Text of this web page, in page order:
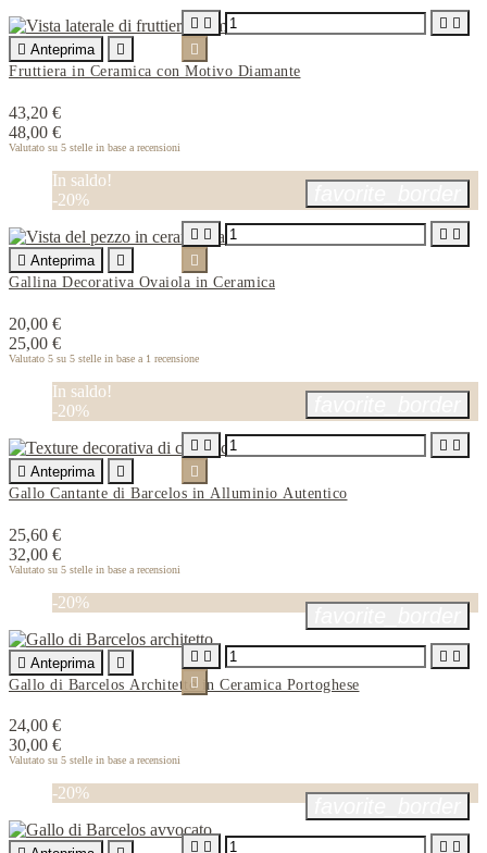
 Anteprima

Fruttiera in Ceramica con Motivo Diamante
43,20 €
48,00 €
Valutato su 5 stelle in base a recensioni
   

In saldo!
-20%
 Anteprima

Gallina Decorativa Ovaiola in Ceramica
20,00 €
25,00 €
Valutato 5 su 5 stelle in base a 1 recensione
   

In saldo!
-20%
 Anteprima

Gallo Cantante di Barcelos in Alluminio Autentico
25,60 €
32,00 €
Valutato su 5 stelle in base a recensioni
   

-20%
 Anteprima

Gallo di Barcelos Architetto in Ceramica Portoghese
24,00 €
30,00 €
Valutato su 5 stelle in base a recensioni
   

-20%
   